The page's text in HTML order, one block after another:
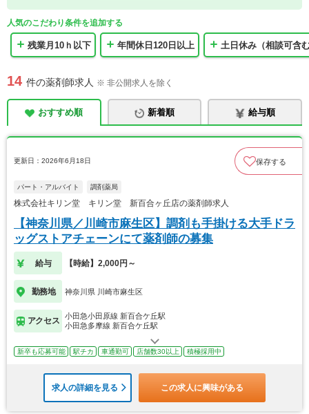
人気のこだわり条件を追加する
残業月10ｈ以下 年間休日120日以上 土日休み（相談可含
14 件の薬剤師求人 ※ 非公開求人を除く
おすすめ順 新着順 給与順
更新日：2026年6月18日 保存する
パート・アルバイト 調剤薬局
株式会社キリン堂 キリン堂 新百合ヶ丘店の薬剤師求人
【神奈川県／川崎市麻生区】調剤も手掛ける大手ドラ
ッグストアチェーンにて薬剤師の募集
給与 【時給】2,000円～
勤務地 神奈川県 川崎市麻生区
アクセス
小田急小田原線 新百合ケ丘駅
小田急多摩線 新百合ケ丘駅
新卒も応募可能 駅チカ 車通勤可 店舗数30以上 積極採用中
求人の詳細を見る この求人に興味がある